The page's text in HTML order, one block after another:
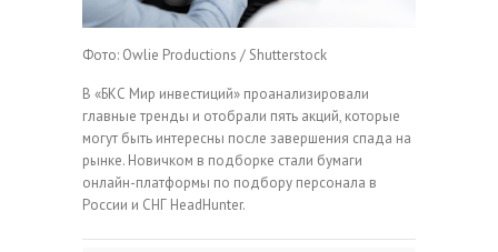
Фото: Owlie Productions / Shutterstock
В «БКС Мир инвестиций» проанализировали
главные тренды и отобрали пять акций, которые
могут быть интересны после завершения спада на
рынке. Новичком в подборке стали бумаги
онлайн-платформы по подбору персонала в
России и СНГ HeadHunter.